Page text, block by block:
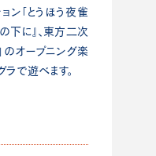
ン「とうほう夜雀
下に』、東方二次
のオープニング楽
ラで遊べます。